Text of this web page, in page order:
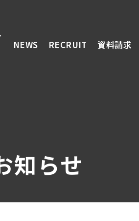
NEWS RECRUIT 資料請求
知らせ